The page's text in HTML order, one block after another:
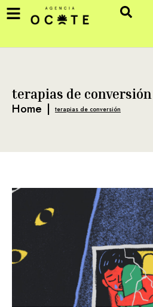
terapias de conversión
Home | terapias de conversión